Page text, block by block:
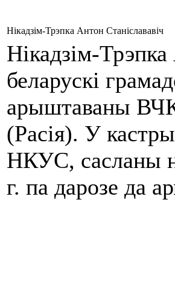
Нікадзім-Трэпка Антон Станіслававіч
Нікадзім-
беларускі
арыштаваны
(Расія). У
НКУС, сасланы
г. па дарозе да